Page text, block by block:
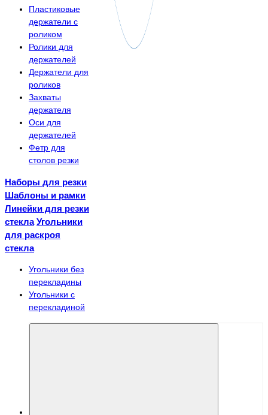
Пластиковые
держатели с
роликом
Ролики для
держателей
Держатели для
роликов
Захваты
держателя
Оси для
держателей
Фетр для
столов резки
Наборы для резки
Шаблоны и рамки
Линейки для резки
стекла Угольники
для раскроя
стекла
Угольники без
перекладины
Угольники с
перекладиной